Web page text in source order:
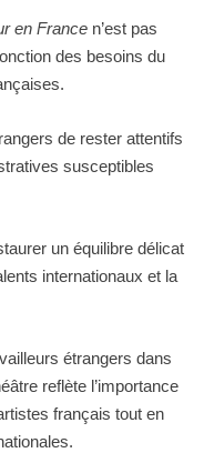
en France n’est pas
des besoins du
de rester attentifs
susceptibles
un équilibre délicat
internationaux et la
étrangers dans
reflète l’importance
français tout en